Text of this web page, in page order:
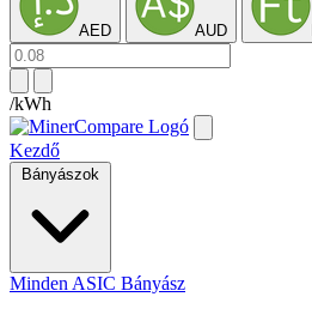
AED AUD
/kWh
Kezdő
Bányászok
Minden ASIC Bányász